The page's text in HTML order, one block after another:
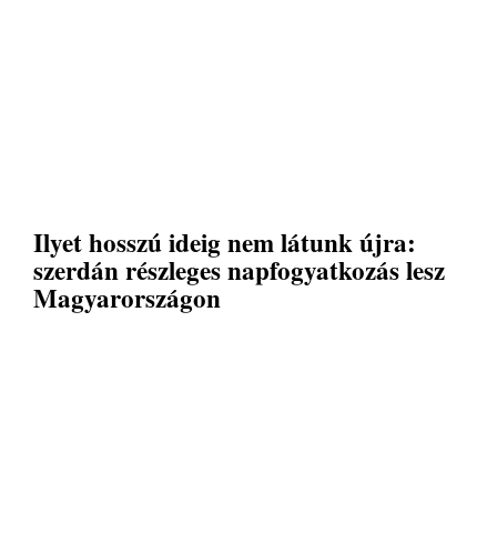
Ilyet hosszú ideig nem látunk újra:
szerdán részleges napfogyatkozás lesz
Magyarországon